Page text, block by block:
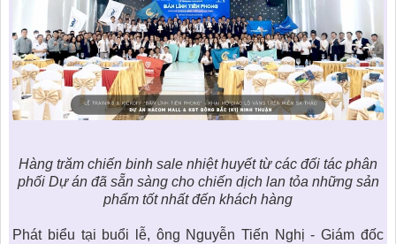
Hàng trăm chiến binh sale nhiệt huyết từ các đối tác phân
phối Dự án đã sẵn sàng cho chiến dịch lan tỏa những sản
phẩm tốt nhất đến khách hàng
Phát biểu tại buổi lễ, ông Nguyễn Tiến Nghị - Giám đốc